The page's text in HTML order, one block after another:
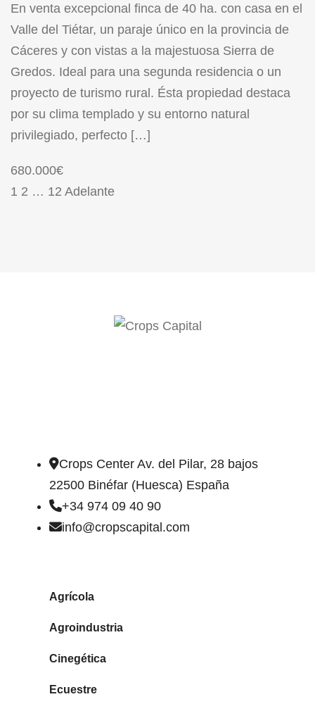
En venta excepcional finca de 40 ha. con casa en el
Valle del Tiétar, un paraje único en la provincia de
Cáceres y con vistas a la majestuosa Sierra de
Gredos. Ideal para una segunda residencia o un
proyecto de turismo rural. Ésta propiedad destaca
por su clima templado y su entorno natural
privilegiado, perfecto […]
680.000€
1 2 … 12 Adelante
Crops Center Av. del Pilar, 28 bajos
22500 Binéfar (Huesca) España
+34 974 09 40 90
info@cropscapital.com
Agrícola
Agroindustria
Cinegética
Ecuestre